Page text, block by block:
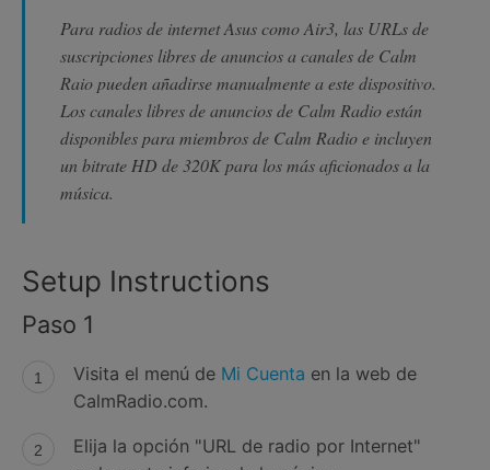
Para radios de internet Asus como Air3, las URLs de
suscripciones libres de anuncios a canales de Calm
Raio pueden añadirse manualmente a este dispositivo.
Los canales libres de anuncios de Calm Radio están
disponibles para miembros de Calm Radio e incluyen
un bitrate HD de 320K para los más aficionados a la
música.
Setup Instructions
Paso 1
Visita el menú de Mi Cuenta en la web de
CalmRadio.com.
Elija la opción "URL de radio por Internet"